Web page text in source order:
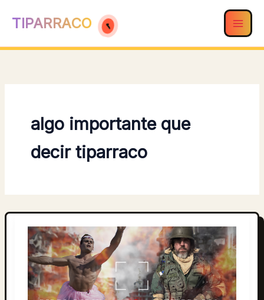
TIPARRACO
algo importante que
decir tiparraco